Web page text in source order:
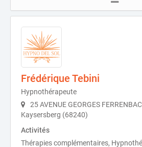
Frédérique Tebini
Hypnothérapeute
25 AVENUE GEORGES
Kaysersberg (68240)
Activités
Thérapies complémentaires,